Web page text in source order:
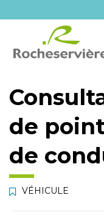
contenu
pied
de
de
VÉHICULE